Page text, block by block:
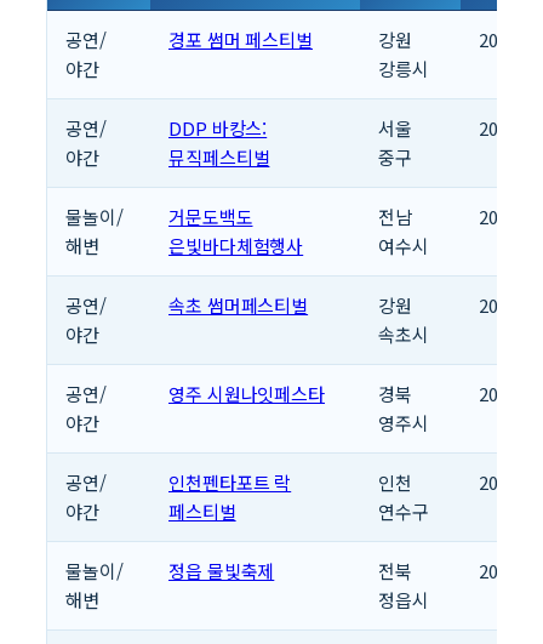
공연/
야간
경포 썸머 페스티벌
강원
강릉시
공연/
야간
DDP 바캉스:
뮤직페스티벌
서울
중구
물놀이/
해변
거문도백도
은빛바다체험행사
전남
여수시
공연/
야간
속초 썸머페스티벌
강원
속초시
공연/
야간
영주 시원나잇페스타
경북
영주시
공연/
야간
인천펜타포트 락
페스티벌
인천
연수구
물놀이/
해변
정읍 물빛축제
전북
정읍시